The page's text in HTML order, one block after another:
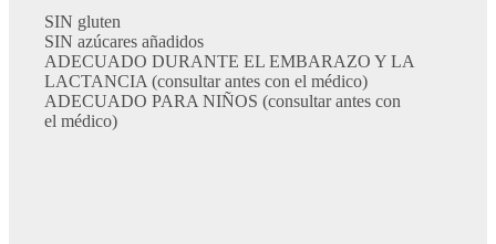
SIN gluten
SIN azúcares añadidos
ADECUADO DURANTE EL EMBARAZO Y LA
LACTANCIA (consultar antes con el médico)
ADECUADO PARA NIÑOS (consultar antes con
el médico)